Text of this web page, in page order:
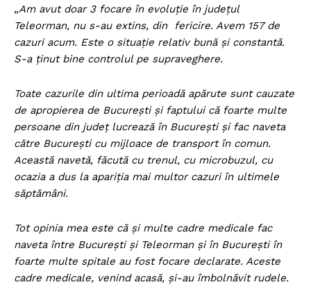
„Am avut doar 3 focare în evoluție în județul
Teleorman, nu s-au extins, din fericire. Avem 157 de
cazuri acum. Este o situație relativ bună și constantă.
S-a ținut bine controlul pe supraveghere.
Toate cazurile din ultima perioadă apărute sunt cauzate
de apropierea de București și faptului că foarte multe
persoane din județ lucrează în București și fac naveta
către București cu mijloace de transport în comun.
Această navetă, făcută cu trenul, cu microbuzul, cu
ocazia a dus la apariția mai multor cazuri în ultimele
săptămâni.
Tot opinia mea este că și multe cadre medicale fac
naveta între București și Teleorman și în București în
foarte multe spitale au fost focare declarate. Aceste
cadre medicale, venind acasă, și-au îmbolnăvit rudele.